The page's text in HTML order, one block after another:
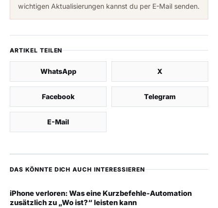
wichtigen Aktualisierungen kannst du per E-Mail senden.
ARTIKEL TEILEN
WhatsApp X
Facebook Telegram
E-Mail
DAS KÖNNTE DICH AUCH INTERESSIEREN
iPhone verloren: Was eine Kurzbefehle-Automation
zusätzlich zu „Wo ist?“ leisten kann